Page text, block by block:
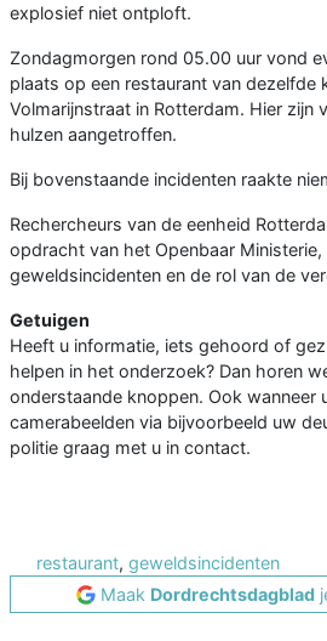
explosief niet ontploft.
Zondagmorgen rond 05.00 uur vond
plaats op een restaurant van dezelfde
Volmarijnstraat in Rotterdam. Hier zijn
hulzen aangetroffen.
Bij bovenstaande incidenten raakte
Rechercheurs van de eenheid
opdracht van het Openbaar
geweldsincidenten en de rol van de
Getuigen
Heeft u informatie, iets gehoord of
helpen in het onderzoek? Dan horen
onderstaande knoppen. Ook wanneer
camerabeelden via bijvoorbeeld uw
politie graag met u in contact.
restaurant, geweldsincidenten
Maak Dordrechtsdagblad